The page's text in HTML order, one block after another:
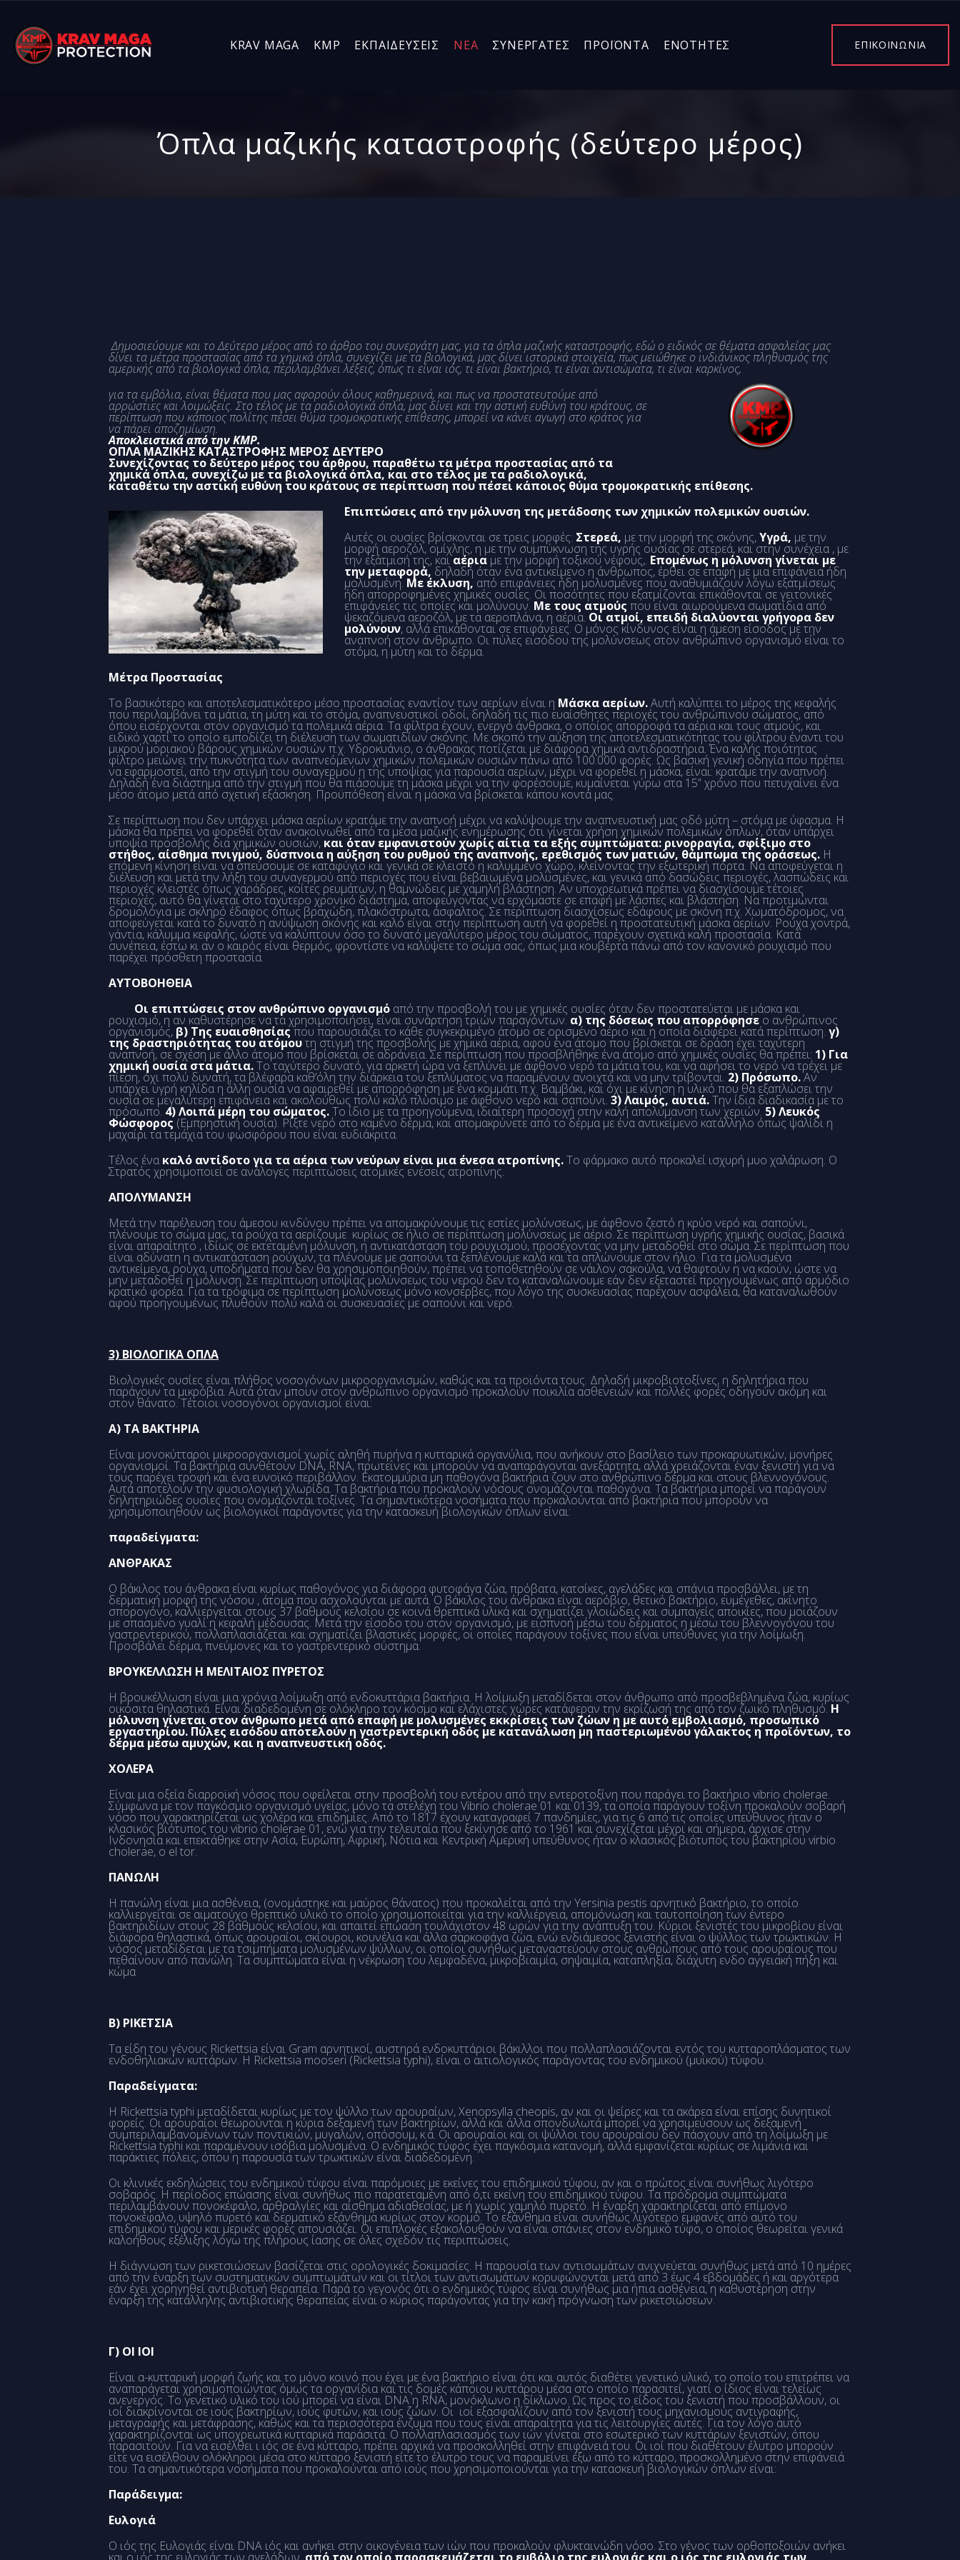
KRAV MAGA KMP ΕΚΠΑΙΔΕΥΣΕΙΣ ΝΕΑ ΣΥΝΕΡΓΑΤΕΣ ΠΡΟΪΟΝΤΑ ΕΝΌΤΗΤΕΣ ΕΠΙΚΟΙΝΩΝΙΑ
Όπλα μαζικής καταστροφής (δεύτερο μέρος)
Δημοσιεύουμε και το Δεύτερο μέρος από το άρθρο του συνεργάτη μας, για τα όπλα μαζικής καταστροφής, εδώ ο ειδικός σε θέματα ασφαλείας μας
δίνει τα μέτρα προστασίας από τα χημικά όπλα, συνεχίζει με τα βιολογικά, μας δίνει ιστορικά στοιχεία, πως μειώθηκε ο ινδιάνικος πληθυσμός της
αμερικής από τα βιολογικά όπλα, περιλαμβάνει λέξεις, όπως τι είναι ιός, τι είναι βακτήριο, τι είναι αντισώματα, τι είναι καρκίνος,
για τα εμβόλια, είναι θέματα που μας αφορούν όλους καθημερινά, και πως να προστατευτούμε από
αρρώστιες και λοιμώξεις. Στο τέλος με τα ραδιολογικά όπλα, μας δίνει και την αστική ευθύνη του κράτους, σε
περίπτωση που κάποιος πολίτης πέσει θύμα τρομοκρατικής επίθεσης, μπορεί να κάνει αγωγή στο κράτος για
να πάρει αποζημίωση.
Αποκλειστικά από την ΚΜΡ.
ΟΠΛΑ ΜΑΖΙΚΗΣ ΚΑΤΑΣΤΡΟΦΗΣ ΜΕΡΟΣ ΔΕΥΤΕΡΟ
Συνεχίζοντας το δεύτερο μέρος του άρθρου, παραθέτω τα μέτρα προστασίας από τα
χημικά όπλα, συνεχίζω με τα βιολογικά όπλα, και στο τέλος με τα ραδιολογικά,
καταθέτω την αστική ευθύνη του κράτους σε περίπτωση που πέσει κάποιος θύμα τρομοκρατικής επίθεσης.
Επιπτώσεις από την μόλυνση της μετάδοσης των χημικών πολεμικών ουσιών.
Αυτές οι ουσίες βρίσκονται σε τρεις μορφές: Στερεά, με την μορφή της σκόνης,Υγρά, με την
μορφή αεροζόλ, ομίχλης, η με την συμπύκνωση της υγρής ουσίας σε στερεά, και στην συνέχεια , με
την εξάτμισή της, καιαέρια με την μορφή τοξικού νέφους,. Επομένως η μόλυνση γίνεται με
την μεταφορά, δηλαδή όταν ένα αντικείμενο η άνθρωπος, έρθει σε επαφή με μια επιφάνεια ήδη
μολυσμένη. Με έκλυση, από επιφάνειες ήδη μολυσμένες που αναθυμιάζουν λόγω εξατμίσεως
ήδη απορροφημένες χημικές ουσίες. Οι ποσότητες που εξατμίζονται επικάθονται σε γειτονικές
επιφάνειες τις οποίες και μολύνουν. Με τους ατμούς που είναι αιωρούμενα σωματίδια από
ψεκαζόμενα αεροζόλ, με τα αεροπλάνα, η αέρια. Οι ατμοί, επειδή διαλύονται γρήγορα δεν
μολύνουν, αλλά επικάθονται σε επιφάνειες. Ο μόνος κίνδυνος είναι η άμεση είσοδος με την
αναπνοή στον άνθρωπο. Οι πύλες εισόδου της μολύνσεως στον ανθρώπινο οργανισμό είναι το
στόμα, η μύτη και το δέρμα.
Μέτρα Προστασίας
Το βασικότερο και αποτελεσματικότερο μέσο προστασίας εναντίον των αερίων είναι η Μάσκα αερίων.Αυτή καλύπτει το μέρος της κεφαλής
που περιλαμβάνει τα μάτια, τη μύτη και το στόμα, αναπνευστικοί οδοί, δηλαδή τις πιο ευαίσθητες περιοχές του ανθρώπινου σώματος, από
όπου εισέρχονται στον οργανισμό τα πολεμικά αέρια. Τα φίλτρα έχουν, ενεργό άνθρακα, ο οποίος απορροφά τα αέρια και τους ατμούς, και
ειδικό χαρτί το οποίο εμποδίζει τη διέλευση των σωματιδίων σκόνης. Με σκοπό την αύξηση της αποτελεσματικότητας του φίλτρου έναντι του
μικρού μοριακού βάρους χημικών ουσιών π.χ. Υδροκυάνιο, ο άνθρακας ποτίζεται με διάφορα χημικά αντιδραστήρια. Ένα καλής ποιότητας
φίλτρο μειώνει την πυκνότητα των αναπνεόμενων χημικών πολεμικών ουσιών πάνω από 100.000 φορές. Ως βασική γενική οδηγία που πρέπει
να εφαρμοστεί, από την στιγμή του συναγερμού η της υποψίας για παρουσία αερίων, μέχρι να φορεθεί η μάσκα, είναι: κρατάμε την αναπνοή.
Δηλαδή ένα διάστημα από την στιγμή που θα πιάσουμε τη μάσκα μέχρι να την φορέσουμε, κυμαίνεται γύρω στα 15” χρόνο που πετυχαίνει ένα
μέσο άτομο μετά από σχετική εξάσκηση. Προϋπόθεση είναι η μάσκα να βρίσκεται κάπου κοντά μας.
Σε περίπτωση που δεν υπάρχει μάσκα αερίων κρατάμε την αναπνοή μέχρι να καλύψουμε την αναπνευστική μας οδό μύτη – στόμα με ύφασμα. Η
μάσκα θα πρέπει να φορεθεί όταν ανακοινωθεί από τα μέσα μαζικής ενημέρωσης ότι γίνεται χρήση χημικών πολεμικών όπλων, όταν υπάρχει
υποψία προσβολής δια χημικών ουσιών, και όταν εμφανιστούν χωρίς αίτια τα εξής συμπτώματα: ρινορραγία, σφίξιμο στο
στήθος, αίσθημα πνιγμού, δύσπνοια η αύξηση του ρυθμού της αναπνοής, ερεθισμός των ματιών, θάμπωμα της οράσεως. Η
επόμενη κίνηση είναι να σπεύσουμε σε καταφύγιο και γενικά σε κλειστό η καλυμμένο χώρο, κλείνοντας την εξωτερική πόρτα. Να αποφεύγεται η
διέλευση και μετά την λήξη του συναγερμού από περιοχές που είναι βεβαιωμένα μολυσμένες, και γενικά από δασώδεις περιοχές, λασπώδεις και
περιοχές κλειστές όπως χαράδρες, κοίτες ρευμάτων, η θαμνώδεις με χαμηλή βλάστηση. Αν υποχρεωτικά πρέπει να διασχίσουμε τέτοιες
περιοχές, αυτό θα γίνεται στο ταχύτερο χρονικό διάστημα, αποφεύγοντας να ερχόμαστε σε επαφή με λάσπες και βλάστηση. Να προτιμώνται
δρομολόγια με σκληρό έδαφος όπως βραχώδη, πλακόστρωτα, άσφαλτος. Σε περίπτωση διασχίσεως εδάφους με σκόνη π.χ. Χωματόδρομος, να
αποφεύγεται κατά το δυνατό η ανύψωση σκόνης και καλό είναι στην περίπτωση αυτή να φορεθεί η προστατευτική μάσκα αερίων. Ρούχα χοντρά,
γάντια, κάλυμμα κεφαλής, ώστε να καλύπτουν όσο το δυνατό μεγαλύτερο μέρος του σώματος, παρέχουν σχετικά καλή προστασία. Κατά
συνέπεια, έστω κι αν ο καιρός είναι θερμός, φροντίστε να καλύψετε το σώμα σας, όπως μια κουβέρτα πάνω από τον κανονικό ρουχισμό που
παρέχει πρόσθετη προστασία.
ΑΥΤΟΒΟΗΘΕΙΑ
Οι επιπτώσεις στον ανθρώπινο οργανισμό από την προσβολή του με χημικές ουσίες όταν δεν προστατεύεται με μάσκα και
ρουχισμό, η αν καθυστέρησε να τα χρησιμοποιήσει, είναι συνάρτηση τριών παραγόντων. α) της δόσεως που απορρόφησε ο ανθρώπινος
οργανισμός, β) Της ευαισθησίαςπου παρουσιάζει το κάθε συγκεκριμένο άτομο σε ορισμένο αέριο και η οποία διαφέρει κατά περίπτωση. γ)
της δραστηριότητας του ατόμουτη στιγμή της προσβολής με χημικά αέρια, αφού ένα άτομο που βρίσκεται σε δράση έχει ταχύτερη
αναπνοή, σε σχέση με άλλο άτομο που βρίσκεται σε αδράνεια. Σε περίπτωση που προσβλήθηκε ένα άτομο από χημικές ουσίες θα πρέπει: 1) Για
χημική ουσία στα μάτια.Το ταχύτερο δυνατό, για αρκετή ώρα να ξεπλύνει με άφθονο νερό τα μάτια του, και να αφήσει το νερό να τρέχει με
πίεση, όχι πολύ δυνατή, τα βλέφαρα καθ’όλη την διάρκεια του ξεπλύματος να παραμένουν ανοιχτά και να μην τρίβονται. 2) Πρόσωπο.Αν
υπάρχει υγρή κηλίδα η άλλη ουσία να αφαιρεθεί με απορρόφηση με ένα κομμάτι π.χ. Βαμβάκι, και όχι με κίνηση η υλικό που θα εξαπλώσει την
ουσία σε μεγαλύτερη επιφάνεια και ακολούθως πολύ καλό πλύσιμο με άφθονο νερό και σαπούνι. 3) Λαιμός, αυτιά.Την ίδια διαδικασία με το
πρόσωπο. 4) Λοιπά μέρη του σώματος.Το ίδιο με τα προηγούμενα, ιδιαίτερη προσοχή στην καλή απολύμανση των χεριών. 5) Λευκός
Φώσφορος (Εμπρηστική ουσία). Ρίξτε νερό στο καμένο δέρμα, και απομακρύνετε από το δέρμα με ένα αντικείμενο κατάλληλο όπως ψαλίδι η
μαχαίρι τα τεμάχια του φωσφόρου που είναι ευδιάκριτα.
Τέλος ένα καλό αντίδοτο για τα αέρια των νεύρων είναι μια ένεσα ατροπίνης.Το φάρμακο αυτό προκαλεί ισχυρή μυο χαλάρωση. Ο
Στρατός χρησιμοποιεί σε ανάλογες περιπτώσεις ατομικές ενέσεις ατροπίνης.
ΑΠΟΛΥΜΑΝΣΗ
Μετά την παρέλευση του άμεσου κινδύνου πρέπει να απομακρύνουμε τις εστίες μολύνσεως, με άφθονο ζεστό η κρύο νερό και σαπούνι,
πλένουμε το σώμα μας, τα ρούχα τα αερίζουμε κυρίως σε ήλιο σε περίπτωση μολύνσεως με αέριο. Σε περίπτωση υγρής χημικής ουσίας, βασικά
είναι απαραίτητο , ιδίως σε εκτεταμένη μόλυνση, η αντικατάσταση του ρουχισμού, προσέχοντας να μην μεταδοθεί στο σώμα. Σε περίπτωση που
είναι αδύνατη η αντικατάσταση ρούχων, τα πλένουμε με σαπούνι τα ξεπλένουμε καλά και τα απλώνουμε στον ήλιο. Για τα μολυσμένα
αντικείμενα, ρούχα, υποδήματα που δεν θα χρησιμοποιηθούν, πρέπει να τοποθετηθούν σε νάιλον σακούλα, να θαφτούν η να καούν, ώστε να
μην μεταδοθεί η μόλυνση. Σε περίπτωση υποψίας μολύνσεως του νερού δεν το καταναλώνουμε εάν δεν εξεταστεί προηγουμένως από αρμόδιο
κρατικό φορέα. Για τα τρόφιμα σε περίπτωση μολύνσεως μόνο κονσέρβες, που λόγο της συσκευασίας παρέχουν ασφάλεια, θα καταναλωθούν
αφού προηγουμένως πλυθούν πολύ καλά οι συσκευασίες με σαπούνι και νερό.
3) ΒΙΟΛΟΓΙΚΑ ΟΠΛΑ
Βιολογικές ουσίες είναι πλήθος νοσογόνων μικροοργανισμών, καθώς και τα προϊόντα τους. Δηλαδή μικροβιοτοξίνες, η δηλητήρια που
παράγουν τα μικρόβια. Αυτά όταν μπουν στον ανθρώπινο οργανισμό προκαλούν ποικιλία ασθενειών και πολλές φορές οδηγούν ακόμη και
στον θάνατο. Τέτοιοι νοσογόνοι οργανισμοί είναι:
Α) ΤΑ ΒΑΚΤΗΡΙΑ
Είναι μονοκύτταροι μικροοργανισμοί χωρίς αληθή πυρήνα η κυτταρικά οργανύλια, που ανήκουν στο βασίλειο των προκαρυωτικών, μονήρες
οργανισμοί. Τα βακτήρια συνθέτουν DNA, RNA, πρωτεΐνες και μπορούν να αναπαράγονται ανεξάρτητα, αλλά χρειάζονται έναν ξενιστή για να
τους παρέχει τροφή και ένα ευνοϊκό περιβάλλον. Εκατομμύρια μη παθογόνα βακτήρια ζουν στο ανθρώπινο δέρμα και στους βλεννογόνους.
Αυτά αποτελούν την φυσιολογική χλωρίδα. Τα βακτήρια που προκαλούν νόσους ονομάζονται παθογόνα. Τα βακτήρια μπορεί να παράγουν
δηλητηριώδες ουσίες που ονομάζονται τοξίνες. Τα σημαντικότερα νοσήματα που προκαλούνται από βακτήρια που μπορούν να
χρησιμοποιηθούν ως βιολογικοί παράγοντες για την κατασκευή βιολογικών όπλων είναι:
παραδείγματα:
ΑΝΘΡΑΚΑΣ
Ο βάκιλος του άνθρακα είναι κυρίως παθογόνος για διάφορα φυτοφάγα ζώα, πρόβατα, κατσίκες, αγελάδες και σπάνια προσβάλλει, με τη
δερματική μορφή της νόσου , άτομα που ασχολούνται με αυτά. Ο βάκιλος του άνθρακα είναι αερόβιο, θετικό βακτήριο, ευμέγεθες, ακίνητο
σπορογόνο, καλλιεργείται στους 37 βαθμούς κελσίου σε κοινά θρεπτικά υλικά και σχηματίζει γλοιώδεις και συμπαγείς αποικίες, που μοιάζουν
με σπασμένο γυαλί η κεφαλή μέδουσας. Μετά την είσοδο του στον οργανισμό, με εισπνοή μέσω του δέρματος η μέσω του βλεννογόνου του
γαστρεντερικού, πολλαπλασιάζεται και σχηματίζει βλαστικές μορφές, οι οποίες παράγουν τοξίνες που είναι υπεύθυνες για την λοίμωξη.
Προσβάλει δέρμα, πνεύμονες και το γαστρεντερικό σύστημα.
ΒΡΟΥΚΕΛΛΩΣΗ Η ΜΕΛΙΤΑΙΟΣ ΠΥΡΕΤΟΣ
Η βρουκέλλωση είναι μια χρόνια λοίμωξη από ενδοκυττάρια βακτήρια. Η λοίμωξη μεταδίδεται στον άνθρωπο από προσβεβλημένα ζώα, κυρίως
οικόσιτα θηλαστικά. Είναι διαδεδομένη σε ολόκληρο τον κόσμο και ελάχιστες χώρες κατάφεραν την εκρίζωσή της από τον ζωικό πληθυσμό. Η
μόλυνση γίνεται στον άνθρωπο μετά από επαφή με μολυσμένες εκκρίσεις των ζώων η με αυτό εμβολιασμό, προσωπικό
εργαστηρίου. Πύλες εισόδου αποτελούν η γαστρεντερική οδός με κατανάλωση μη παστεριωμένου γάλακτος η προϊόντων, το
δέρμα μέσω αμυχών, και η αναπνευστική οδός.
ΧΟΛΕΡΑ
Είναι μια οξεία διαρροϊκή νόσος που οφείλεται στην προσβολή του εντέρου από την εντεροτοξίνη που παράγει το βακτήριο vibrio cholerae.
Σύμφωνα με τον παγκόσμιο οργανισμό υγείας, μόνο τα στελέχη του Vibrio cholerae 01 και 0139, τα οποία παράγουν τοξίνη προκαλούν σοβαρή
νόσο που χαρακτηρίζεται ως χολέρα και επιδημίες. Από το 1817 έχουν καταγραφεί 7 πανδημίες, για τις 6 από τις οποίες υπεύθυνος ήταν ο
κλασικός βιότυπος του vibrio cholerae 01, ενώ για την τελευταία που ξεκίνησε από το 1961 και συνεχίζεται μέχρι και σήμερα, άρχισε στην
Ινδονησία και επεκτάθηκε στην Ασία, Ευρώπη, Αφρική, Νότια και Κεντρική Αμερική υπεύθυνος ήταν ο κλασικός βιότυπος του βακτηρίου virbio
cholerae, ο el tor.
ΠΑΝΩΛΗ
Η πανώλη είναι μια ασθένεια, (ονομάστηκε και μαύρος θάνατος) που προκαλείται από την Yersinia pestis αρνητικό βακτήριο, το οποίο
καλλιεργείται σε αιματούχο θρεπτικό υλικό το οποίο χρησιμοποιείται για την καλλιέργεια, απομόνωση και ταυτοποίηση των έντερο
βακτηριδίων στους 28 βαθμούς κελσίου, και απαιτεί επώαση τουλάχιστον 48 ωρών για την ανάπτυξη του. Κύριοι ξενιστές του μικροβίου είναι
διάφορα θηλαστικά, όπως αρουραίοι, σκίουροι, κουνέλια και άλλα σαρκοφάγα ζώα, ενώ ενδιάμεσος ξενιστής είναι ο ψύλλος των τρωκτικών. Η
νόσος μεταδίδεται με τα τσιμπήματα μολυσμένων ψύλλων, οι οποίοι συνήθως μεταναστεύουν στους ανθρώπους από τους αρουραίους που
πεθαίνουν από πανώλη. Τα συμπτώματα είναι η νέκρωση του λεμφαδένα, μικροβιαιμία, σηψαιμία, καταπληξία, διάχυτη ενδo αγγειακή πήξη και
κώμα
Β) ΡΙΚΕΤΣΙΑ
Τα είδη του γένους Rickettsia είναι Gram αρνητικοί, αυστηρά ενδοκυττάριοι βάκιλλοι που πολλαπλασιάζονται εντός του κυτταροπλάσματος των
ενδοθηλιακών κυττάρων. Η Rickettsia mooseri (Rickettsia typhi), είναι ο αιτιολογικός παράγοντας του ενδημικού (μυϊκού) τύφου.
Παραδείγματα:
Η Rickettsia typhi μεταδίδεται κυρίως με τον ψύλλο των αρουραίων, Xenopsylla cheopis, αν και οι ψείρες και τα ακάρεα είναι επίσης δυνητικοί
φορείς. Οι αρουραίοι θεωρούνται η κύρια δεξαμενή των βακτηρίων, αλλά και άλλα σπονδυλωτά μπορεί να χρησιμεύσουν ως δεξαμενή
συμπεριλαμβανομένων των ποντικιών, μυγαλών, οπόσουμ, κ.ά. Οι αρουραίοι και οι ψύλλοι του αρουραίου δεν πάσχουν από τη λοίμωξη με
Rickettsia typhi και παραμένουν ισόβια μολυσμένα. Ο ενδημικός τύφος έχει παγκόσμια κατανομή, αλλά εμφανίζεται κυρίως σε λιμάνια και
παράκτιες πόλεις, όπου η παρουσία των τρωκτικών είναι διαδεδομένη.
Οι κλινικές εκδηλώσεις του ενδημικού τύφου είναι παρόμοιες με εκείνες του επιδημικού τύφου, αν και ο πρώτος είναι συνήθως λιγότερο
σοβαρός. Η περίοδος επώασης είναι συνήθως πιο παρατεταμένη από ό,τι εκείνη του επιδημικού τύφου. Τα πρόδρομα συμπτώματα
περιλαμβάνουν πονοκέφαλο, αρθραλγίες και αίσθημα αδιαθεσίας, με ή χωρίς χαμηλό πυρετό. Η έναρξη χαρακτηρίζεται από επίμονο
πονοκέφαλο, υψηλό πυρετό και δερματικό εξάνθημα κυρίως στον κορμό. Το εξάνθημα είναι συνήθως λιγότερο εμφανές από αυτό του
επιδημικού τύφου και μερικές φορές απουσιάζει. Οι επιπλοκές εξακολουθούν να είναι σπάνιες στον ενδημικό τύφο, ο οποίος θεωρείται γενικά
καλοήθους εξέλιξης λόγω της πλήρους ίασης σε όλες σχεδόν τις περιπτώσεις.
Η διάγνωση των ρικετσιώσεων βασίζεται στις ορολογικές δοκιμασίες. Η παρουσία των αντισωμάτων ανιχνεύεται συνήθως μετά από 10 ημέρες
από την έναρξη των συστηματικών συμπτωμάτων και οι τίτλοι των αντισωμάτων κορυφώνονται μετά από 3 έως 4 εβδομάδες ή και αργότερα
εάν έχει χορηγηθεί αντιβιοτική θεραπεία. Παρά το γεγονός ότι ο ενδημικός τύφος είναι συνήθως μια ήπια ασθένεια, η καθυστέρηση στην
έναρξη της κατάλληλης αντιβιοτικής θεραπείας είναι ο κύριος παράγοντας για την κακή πρόγνωση των ρικετσιώσεων.
Γ) ΟΙ ΙΟΙ
Είναι α-κυτταρική μορφή ζωής και το μόνο κοινό που έχει με ένα βακτήριο είναι ότι και αυτός διαθέτει γενετικό υλικό, το οποίο του επιτρέπει να
αναπαράγεται χρησιμοποιώντας όμως τα οργανίδια και τις δομές κάποιου κυττάρου μέσα στο οποίο παρασιτεί, γιατί ο ίδιος είναι τελείως
ανενεργός. Το γενετικό υλικό του ιού μπορεί να είναι DNA η RNA, μονόκλωνο η δίκλωνο. Ως προς το είδος του ξενιστή που προσβάλλουν, οι
ιοί διακρίνονται σε ιούς βακτηρίων, ιούς φυτών, και ιούς ζώων. Οι ιοί εξασφαλίζουν από τον ξενιστή τους μηχανισμούς αντιγραφής,
μεταγραφής και μετάφρασης, καθώς και τα περισσότερα ένζυμα που τους είναι απαραίτητα για τις λειτουργίες αυτές. Για τον λόγο αυτό
χαρακτηρίζονται ως υποχρεωτικά κυτταρικά παράσιτα. Ο πολλαπλασιασμός των ιών γίνεται στο εσωτερικό των κυττάρων ξενιστών, όπου
παρασιτούν. Για να εισέλθει ι ιός σε ένα κύτταρο, πρέπει αρχικά να προσκολληθεί στην επιφάνειά του. Οι ιοί που διαθέτουν έλυτρο μπορούν
είτε να εισέλθουν ολόκληροι μέσα στο κύτταρο ξενιστή είτε το έλυτρο τους να παραμείνει έξω από το κύτταρο, προσκολλημένο στην επιφάνειά
του. Τα σημαντικότερα νοσήματα που προκαλούνται από ιούς που χρησιμοποιούνται για την κατασκευή βιολογικών όπλων είναι:
Παράδειγμα:
Ευλογιά
Ο ιός της Ευλογιάς είναι DNA ιός και ανήκει στην οικογένεια των ιών που προκαλούν φλυκταινώδη νόσο. Στο γένος των ορθοποξοιών ανήκει